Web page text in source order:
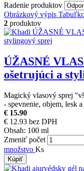
Radenie produktov
Obrázkový výpis
2 produktov
ÚŽASNÉ
ošetrujúci a
Magický vlasový sprej
- spevnenie, objem, lesk
€ 15.90
€ 12.93 bez DPH
Obsah: 100 ml
Zmeniť počet
množstvo Ks
Kúpiť